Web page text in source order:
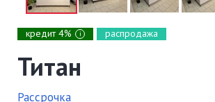
кредит 4% i распродажа
Титан
Рассрочка